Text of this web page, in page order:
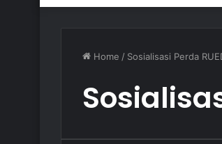
Home / Sosialisasi Perda